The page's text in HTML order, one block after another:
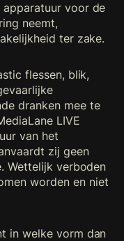
apparatuur voor de
neemt,
ter zake.
flessen, blik,
dranken mee te
LIVE
van het
zij geen
Wettelijk verboden
worden en niet
in welke vorm dan